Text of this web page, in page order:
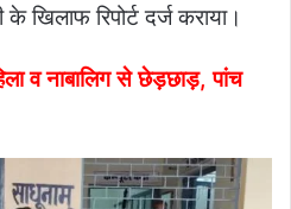
खिलाफ रिपोर्ट दर्ज कराया।
व नाबालिग से छेड़छाड़, पांच